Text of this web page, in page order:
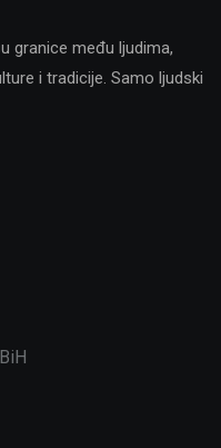
granice među ljudima,
i tradicije. Samo ljudski